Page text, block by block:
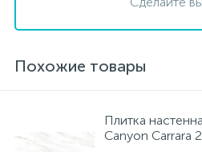
Похожие товары
Плитка
Canyon Carrara